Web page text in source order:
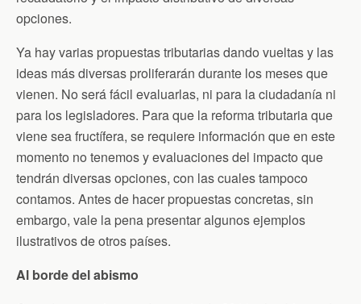
opciones.
Ya hay varias propuestas tributarias dando vueltas y las
ideas más diversas proliferarán durante los meses que
vienen. No será fácil evaluarlas, ni para la ciudadanía ni
para los legisladores. Para que la reforma tributaria que
viene sea fructífera, se requiere información que en este
momento no tenemos y evaluaciones del impacto que
tendrán diversas opciones, con las cuales tampoco
contamos. Antes de hacer propuestas concretas, sin
embargo, vale la pena presentar algunos ejemplos
ilustrativos de otros países.
Al borde del abismo